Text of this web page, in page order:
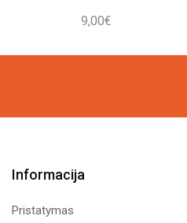
9,00€
Informacija
Pristatymas